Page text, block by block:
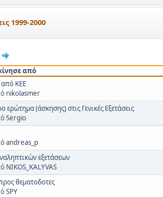
1999-2000
από
από ΚΕΕ
nikolasmer
ερώτημα (άσκησης) στις Γενικές Εξετάσεις
Sergio
andreas_p
εξετάσεων
NIKOS_KALYVAS
θεματοδοτες
SPY